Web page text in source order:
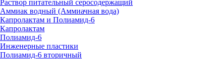
Раствор питательный серосодержащий
Аммиак водный (Аммиачная вода)
Капролактам и Полиамид-6
Капролактам
Полиамид-6
Инженерные пластики
Полиамид-6 вторичный